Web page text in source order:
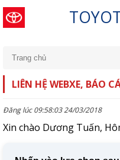
Trang chủ
LIÊN HỆ WEBXE, BÁO
Đăng lúc 09:58:03 24/03/2018
Xin chào Dương Tuấn,